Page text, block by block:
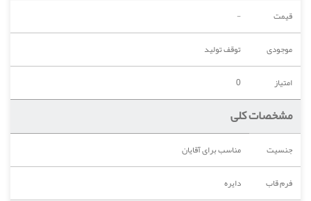
قیمت
-
موجودی
توقف تولید
امتیاز
0
مشخصات کلی
جنسیت
مناسب برای آقایان
فرم قاب
دایره